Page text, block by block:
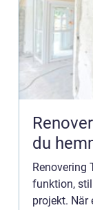
du
Renovering
funktion,
projekt. När